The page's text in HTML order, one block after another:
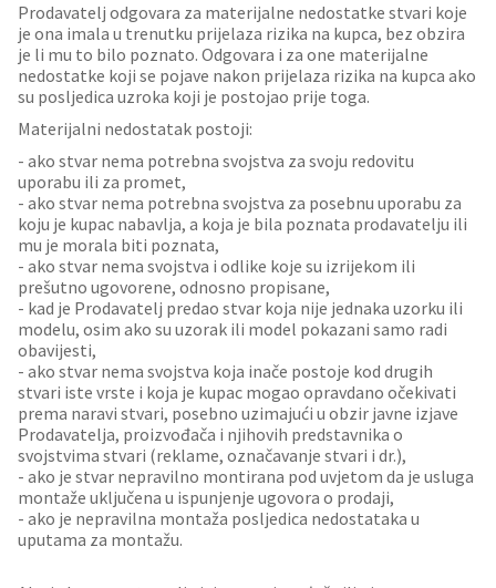
Prodavatelj odgovara za materijalne nedostatke stvari koje
je ona imala u trenutku prijelaza rizika na kupca, bez obzira
je li mu to bilo poznato. Odgovara i za one materijalne
nedostatke koji se pojave nakon prijelaza rizika na kupca ako
su posljedica uzroka koji je postojao prije toga.
Materijalni nedostatak postoji:
- ako stvar nema potrebna svojstva za svoju redovitu
uporabu ili za promet,
- ako stvar nema potrebna svojstva za posebnu uporabu za
koju je kupac nabavlja, a koja je bila poznata prodavatelju ili
mu je morala biti poznata,
- ako stvar nema svojstva i odlike koje su izrijekom ili
prešutno ugovorene, odnosno propisane,
- kad je Prodavatelj predao stvar koja nije jednaka uzorku ili
modelu, osim ako su uzorak ili model pokazani samo radi
obavijesti,
- ako stvar nema svojstva koja inače postoje kod drugih
stvari iste vrste i koja je kupac mogao opravdano očekivati
prema naravi stvari, posebno uzimajući u obzir javne izjave
Prodavatelja, proizvođača i njihovih predstavnika o
svojstvima stvari (reklame, označavanje stvari i dr.),
- ako je stvar nepravilno montirana pod uvjetom da je usluga
montaže uključena u ispunjenje ugovora o prodaji,
- ako je nepravilna montaža posljedica nedostataka u
uputama za montažu.